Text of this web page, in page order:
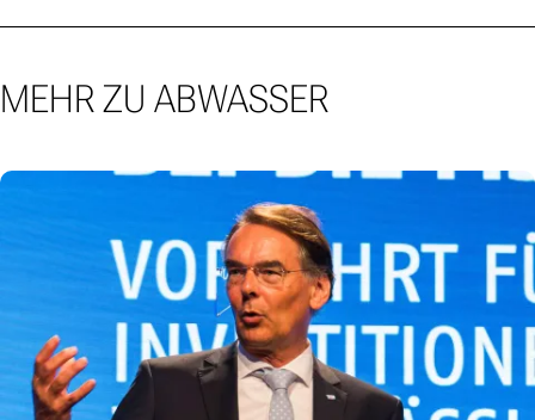
MEHR ZU ABWASSER